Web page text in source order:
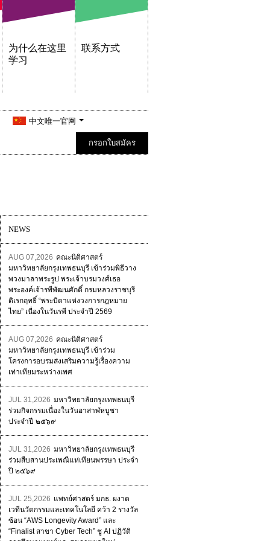
为什么在这里
学习
联系方式
中文唯一官网
กรอกใบสมัคร
NEWS
AUG 07,2026 คณะนิติศาสตร์
มหาวิทยาลัยกรุงเทพธนบุรี เข้าร่วมพิธีวาง
พวงมาลาพระรูป พระเจ้าบรมวงศ์เธอ
พระองค์เจ้ารพีพัฒนศักดิ์ กรมหลวงราชบุรี
ดิเรกฤทธิ์ “พระบิดาแห่งวงการกฎหมาย
ไทย” เนื่องในวันรพี ประจำปี 2569
AUG 07,2026 คณะนิติศาสตร์
มหาวิทยาลัยกรุงเทพธนบุรี เข้าร่วม
โครงการอบรมส่งเสริมความรู้เรื่องความ
เท่าเทียมระหว่างเพศ
JUL 31,2026 มหาวิทยาลัยกรุงเทพธนบุรี
ร่วมกิจกรรมเนื่องในวันอาสาฬหบูชา
ประจำปี ๒๕๖๙
JUL 31,2026 มหาวิทยาลัยกรุงเทพธนบุรี
ร่วมสืบสานประเพณีแห่เทียนพรรษา ประจำ
ปี ๒๕๖๙
JUL 25,2026 แพทย์ศาสตร์ มกธ. ผงาด
เวทีนวัตกรรมและเทคโนโลยี คว้า 2 รางวัล
ซ้อน “AWS Longevity Award” และ
“Finalist สาขา Cyber Tech” ชู AI ปฏิวัติ